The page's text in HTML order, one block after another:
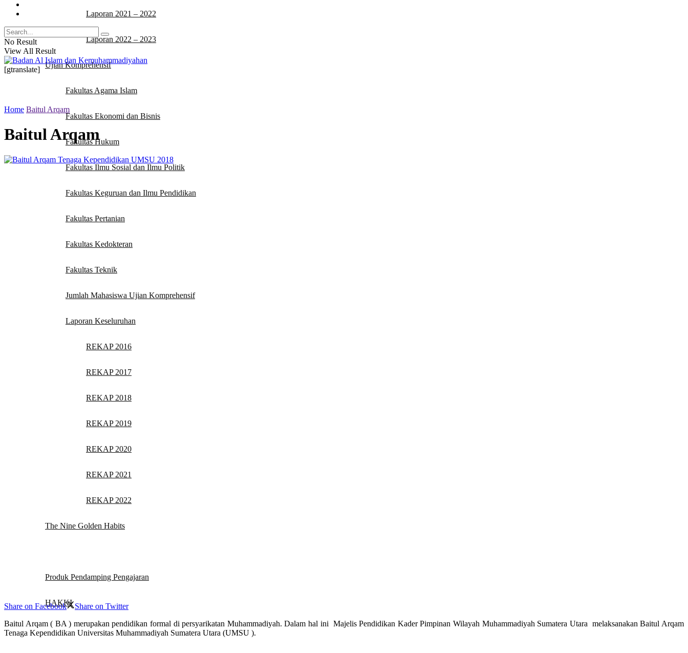
Laporan 2021 – 2022
Laporan 2022 – 2023
Ujian Komprehensif
Fakultas Agama Islam
Fakultas Ekonomi dan Bisnis
Fakultas Hukum
Fakultas Ilmu Sosial dan Ilmu Politik
Fakultas Keguruan dan Ilmu Pendidikan
Fakultas Pertanian
Fakultas Kedokteran
Fakultas Teknik
Jumlah Mahasiswa Ujian Komprehensif
Laporan Keseluruhan
REKAP 2016
REKAP 2017
REKAP 2018
REKAP 2019
REKAP 2020
REKAP 2021
REKAP 2022
The Nine Golden Habits
Produk Pendamping Pengajaran
HAKKI
Quotes
No Result
View All Result
[gtranslate]
Home Baitul Arqam
Baitul Arqam
Share on Facebook
Share on Twitter
Baitul Arqam ( BA ) merupakan pendidikan formal di persyarikatan Muhammadiyah. Dalam hal ini Majelis Pendidikan Kader Pimpinan Wilayah Muhammadiyah Sumatera Utara melaksanakan Baitul Arqam
Tenaga Kependidikan Universitas Muhammadiyah Sumatera Utara (UMSU ).